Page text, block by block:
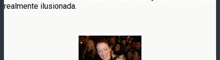
realmente ilusionada.